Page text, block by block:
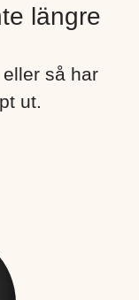
längre
så har
ut.